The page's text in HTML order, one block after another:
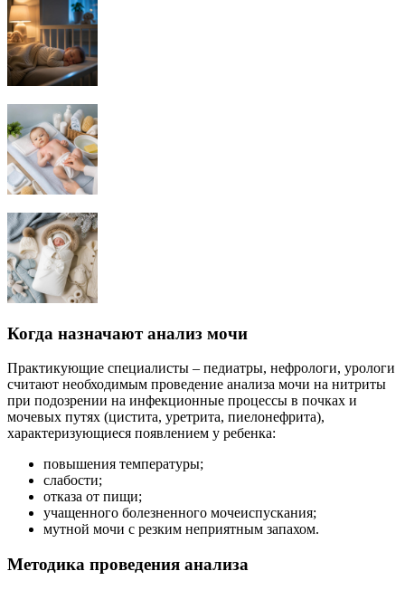
Когда назначают анализ мочи
Практикующие специалисты – педиатры, нефрологи, урологи
считают необходимым проведение анализа мочи на нитриты
при подозрении на инфекционные процессы в почках и
мочевых путях (цистита, уретрита, пиелонефрита),
характеризующиеся появлением у ребенка:
повышения температуры;
слабости;
отказа от пищи;
учащенного болезненного мочеиспускания;
мутной мочи с резким неприятным запахом.
Методика проведения анализа